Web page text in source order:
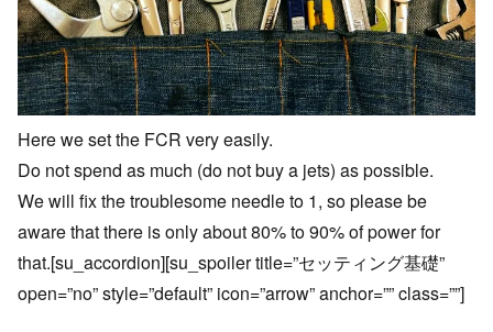
Here we set the FCR very easily.
Do not spend as much (do not buy a jets) as possible.
We will fix the troublesome needle to 1, so please be
aware that there is only about 80% to 90% of power for
that.[su_accordion][su_spoiler title=”セッティング基礎”
open=”no” style=”default” icon=”arrow” anchor=”” class=””]